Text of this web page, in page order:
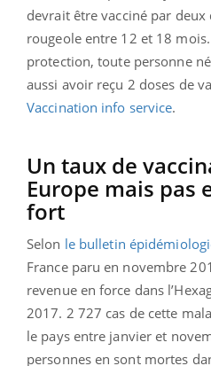
devrait être vacciné par deux
rougeole entre 12 et 18
protection, toute personne
aussi avoir reçu 2 doses de
Vaccination info service.
Un taux de
Europe mais pas
fort
Selon le bulletin
France paru en novembre
revenue en force dans
2017. 2 727 cas de cette
le pays entre janvier et
personnes en sont mortes